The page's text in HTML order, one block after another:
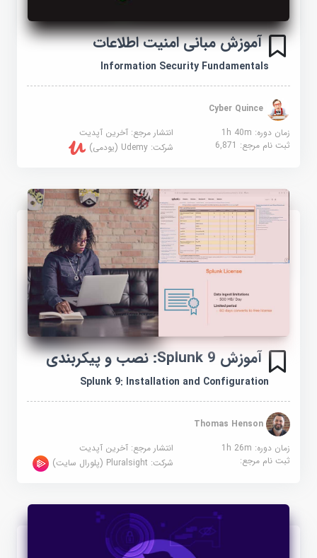
آموزش مبانی امنیت اطلاعات
Information Security Fundamentals
Cyber Quince
زمان دوره: 1h 40m
انتشار مرجع:آخرین آپدیت
ثبت نام مرجع:6,871 شرکت:Udemy (یودمی)
آموزش Splunk 9: نصب و پیکربندی
Splunk 9: Installation and Configuration
Thomas Henson
زمان دوره: 1h 26m
انتشار مرجع:آخرین آپدیت
ثبت نام مرجع:
شرکت:Pluralsight (پلورال سایت)